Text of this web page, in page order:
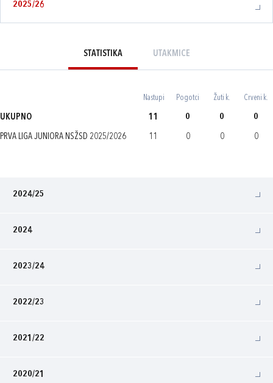
2025/26
STATISTIKA UTAKMICE
Nastupi Pogotci Žuti k. Crveni k.
UKUPNO 11 0 0 0
PRVA LIGA JUNIORA NSŽSD 2025/2026 11 0 0 0
2024/25
2024
2023/24
2022/23
2021/22
2020/21